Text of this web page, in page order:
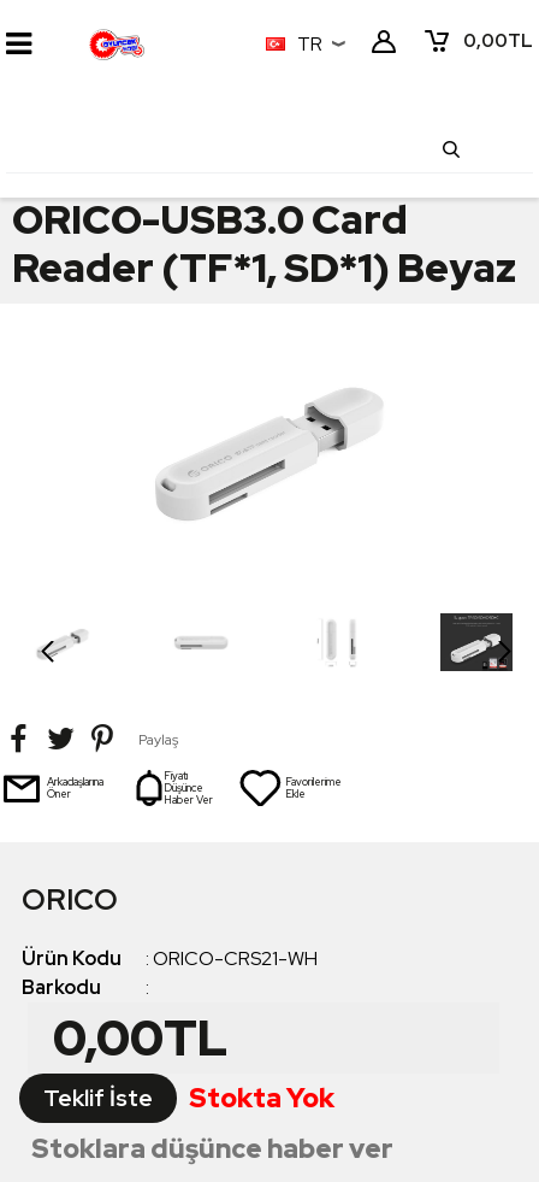
0,00TL
TR
ORICO-USB3.0 Card
Reader (TF*1, SD*1) Beyaz
Paylaş
Arkadaşlarına
Öner
Fiyatı
Düşünce
Haber Ver
Favorilerime
Ekle
ORICO
Ürün Kodu :ORICO-CRS21-WH
Barkodu
:
0,00TL
Teklif İste
Stokta Yok
Stoklara düşünce haber ver